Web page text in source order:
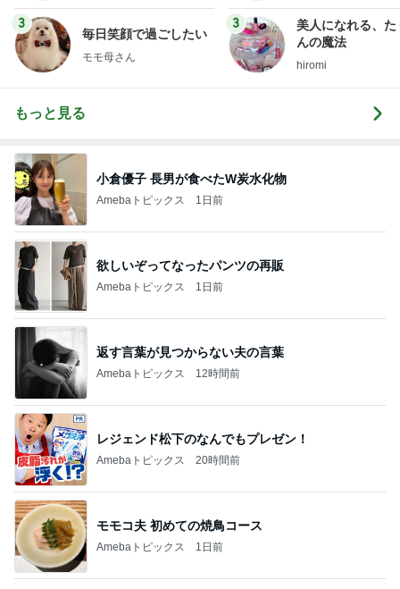
3
毎日笑顔で過ごしたい
モモ母さん
3
美人になれる、た
んの魔法
hiromi
もっと見る
小倉優子 長男が食べたW炭水化物
Amebaトピックス 1日前
欲しいぞってなったパンツの再販
Amebaトピックス 1日前
返す言葉が見つからない夫の言葉
Amebaトピックス 12時間前
レジェンド松下のなんでもプレゼン！
Amebaトピックス 20時間前
モモコ夫 初めての焼鳥コース
Amebaトピックス 1日前